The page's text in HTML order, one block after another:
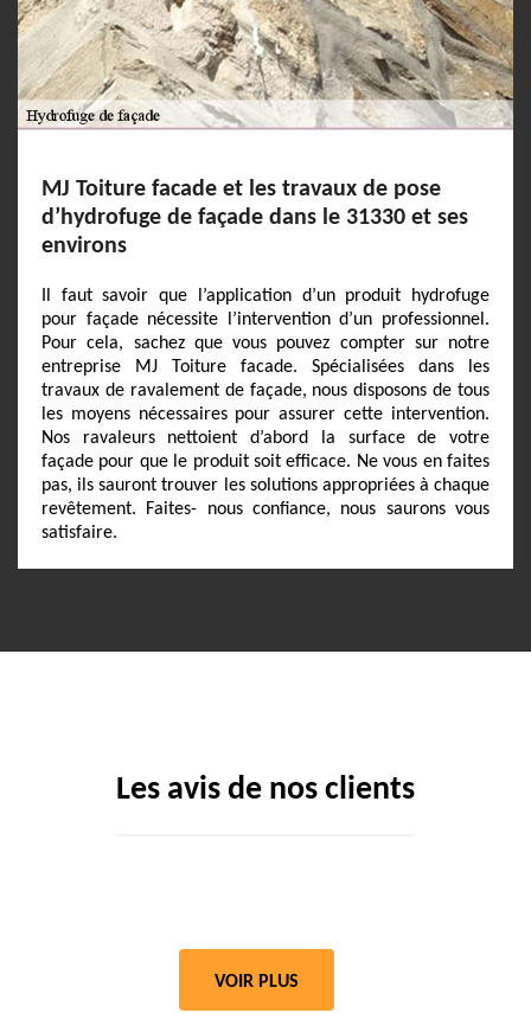
MJ Toiture facade et les travaux de pose
d’hydrofuge de façade dans le 31330 et ses
environs
Il faut savoir que l’application d’un produit hydrofuge
pour façade nécessite l’intervention d’un professionnel.
Pour cela, sachez que vous pouvez compter sur notre
entreprise MJ Toiture facade. Spécialisées dans les
travaux de ravalement de façade, nous disposons de tous
les moyens nécessaires pour assurer cette intervention.
Nos ravaleurs nettoient d’abord la surface de votre
façade pour que le produit soit efficace. Ne vous en faites
pas, ils sauront trouver les solutions appropriées à chaque
revêtement. Faites- nous confiance, nous saurons vous
satisfaire.
Les avis de nos clients
VOIR PLUS